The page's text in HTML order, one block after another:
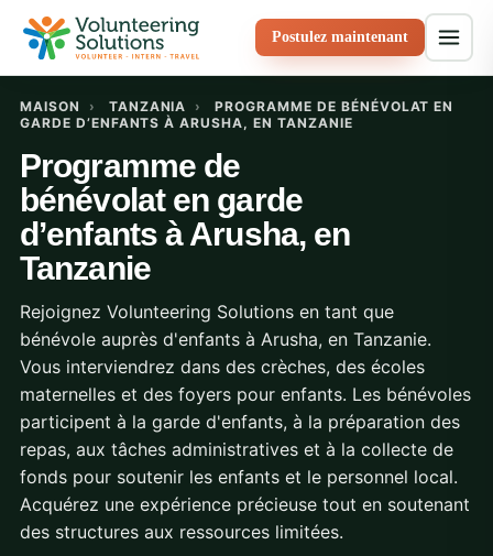
Postulez maintenant
MAISON › TANZANIA ›
PROGRAMME DE BÉNÉVOLAT EN
GARDE D’ENFANTS À ARUSHA, EN TANZANIE
Programme de
bénévolat en garde
d’enfants à Arusha, en
Tanzanie
Rejoignez Volunteering Solutions en tant que
bénévole auprès d'enfants à Arusha, en Tanzanie.
Vous interviendrez dans des crèches, des écoles
maternelles et des foyers pour enfants. Les bénévoles
participent à la garde d'enfants, à la préparation des
repas, aux tâches administratives et à la collecte de
fonds pour soutenir les enfants et le personnel local.
Acquérez une expérience précieuse tout en soutenant
des structures aux ressources limitées.